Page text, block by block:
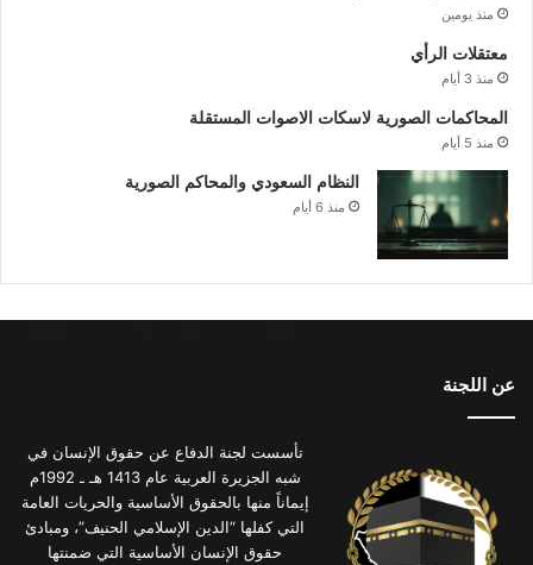
منذ يومين
معتقلات الرأي
منذ 3 أيام
المحاكمات الصورية لاسكات الاصوات المستقلة
منذ 5 أيام
النظام السعودي والمحاكم الصورية
منذ 6 أيام
عن اللجنة
تأسست لجنة الدفاع عن حقوق الإنسان في
شبه الجزيرة العربية عام 1413 هـ ـ 1992م
إيماناً منها بالحقوق الأساسية والحريات العامة
التي كفلها “الدين الإسلامي الحنيف”، ومبادئ
حقوق الإنسان الأساسية التي ضمنتها